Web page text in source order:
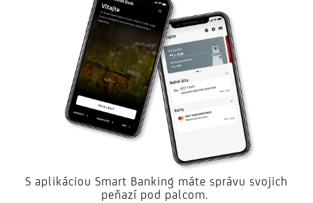
S aplikáciou Smart Banking máte správu svojich
peňazí pod palcom.